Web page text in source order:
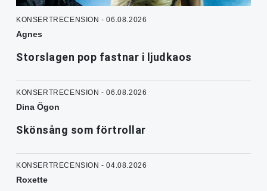
KONSERTRECENSION - 06.08.2026
Agnes
Storslagen pop fastnar i ljudkaos
KONSERTRECENSION - 06.08.2026
Dina Ögon
Skönsång som förtrollar
KONSERTRECENSION - 04.08.2026
Roxette